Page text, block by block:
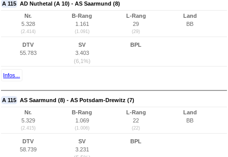
A 115 AD Nuthetal (A 10) - AS Saarmund (8)
Nr.
5.328
(2.414)
B-Rang
1.161
(1.091)
L-Rang
29
(29)
Land
BB
DTV
55.783
SV
3.403
(6,1%)
BPL
Infos...
A 115 AS Saarmund (8) - AS Potsdam-Drewitz (7)
Nr.
5.329
(2.415)
B-Rang
1.069
(1.006)
L-Rang
22
(22)
Land
BB
DTV
58.739
SV
3.231
BPL